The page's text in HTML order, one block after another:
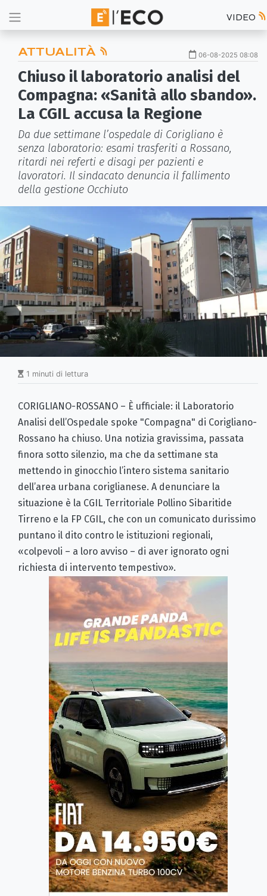
VIDEO
ATTUALITÀ 06-08-2025 08:08
Chiuso il laboratorio analisi del
Compagna: «Sanità allo sbando».
La CGIL accusa la Regione
Da due settimane l’ospedale di Corigliano è
senza laboratorio: esami trasferiti a Rossano,
ritardi nei referti e disagi per pazienti e
lavoratori. Il sindacato denuncia il fallimento
della gestione Occhiuto
1 minuti di lettura
CORIGLIANO-ROSSANO – È ufficiale: il Laboratorio
Analisi dell’Ospedale spoke "Compagna" di Corigliano-
Rossano ha chiuso. Una notizia gravissima, passata
finora sotto silenzio, ma che da settimane sta
mettendo in ginocchio l’intero sistema sanitario
dell’area urbana coriglianese. A denunciare la
situazione è la CGIL Territoriale Pollino Sibaritide
Tirreno e la FP CGIL, che con un comunicato durissimo
puntano il dito contro le istituzioni regionali,
«colpevoli – a loro avviso – di aver ignorato ogni
richiesta di intervento tempestivo».